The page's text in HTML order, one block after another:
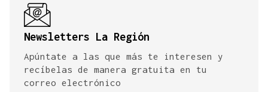
Newsletters La Región
Apúntate a las que más te interesen y
recíbelas de manera gratuita en tu
correo electrónico